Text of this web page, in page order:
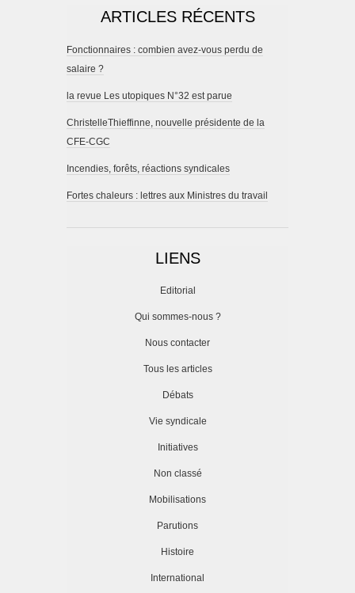
ARTICLES RÉCENTS
Fonctionnaires : combien avez-vous perdu de
salaire ?
la revue Les utopiques N°32 est parue
ChristelleThieffinne, nouvelle présidente de la
CFE-CGC
Incendies, forêts, réactions syndicales
Fortes chaleurs : lettres aux Ministres du travail
LIENS
Editorial
Qui sommes-nous ?
Nous contacter
Tous les articles
Débats
Vie syndicale
Initiatives
Non classé
Mobilisations
Parutions
Histoire
International